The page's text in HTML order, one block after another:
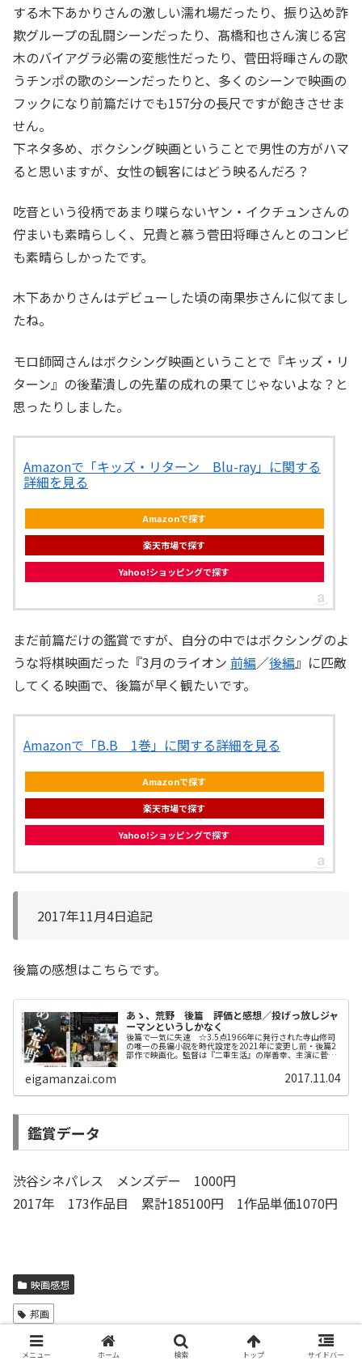
する木下あかりさんの激しい濡れ場だったり、振り込め詐
欺グループの乱闘シーンだったり、髙橋和也さん演じる宮
木のバイアグラ必需の変態性だったり、菅田将暉さんの歌
うチンポの歌のシーンだったりと、多くのシーンで映画の
フックになり前篇だけでも157分の長尺ですが飽きさせま
せん。
下ネタ多め、ボクシング映画ということで男性の方がハマ
ると思いますが、女性の観客にはどう映るんだろ？
吃音という役柄であまり喋らないヤン・イクチュンさんの
佇まいも素晴らしく、兄貴と慕う菅田将暉さんとのコンビ
も素晴らしかったです。
木下あかりさんはデビューした頃の南果歩さんに似てまし
たね。
モロ師岡さんはボクシング映画ということで『キッズ・リ
ターン』の後輩潰しの先輩の成れの果てじゃないよな？と
思ったりしました。
Amazonで「キッズ・リターン Blu-ray」に関する
詳細を見る
Amazonで探す
楽天市場で探す
Yahoo!ショッピングで探す
まだ前篇だけの鑑賞ですが、自分の中ではボクシングのよ
うな将棋映画だった『3月のライオン 前編／後編』に匹敵
してくる映画で、後篇が早く観たいです。
Amazonで「B.B 1巻」に関する詳細を見る
Amazonで探す
楽天市場で探す
Yahoo!ショッピングで探す
2017年11月4日追記
後篇の感想はこちらです。
あゝ、荒野 後篇 評価と感想／投げっ放しジャ
ーマンというしかなく
後篇で一気に失速 ☆3.5点1966年に発行された寺山修司
の唯一の長編小説を時代設定を2021年に変更し前・後篇2
部作で映画化。監督は『二重生活』の岸善幸、主演に菅田
eigamanzai.com 2017.11.04
鑑賞データ
渋谷シネパレス メンズデー 1000円
2017年 173作品目 累計185100円 1作品単価1070円
映画感想
邦画
スポンサーリンク
メニュー ホーム 検索 トップ サイドバー